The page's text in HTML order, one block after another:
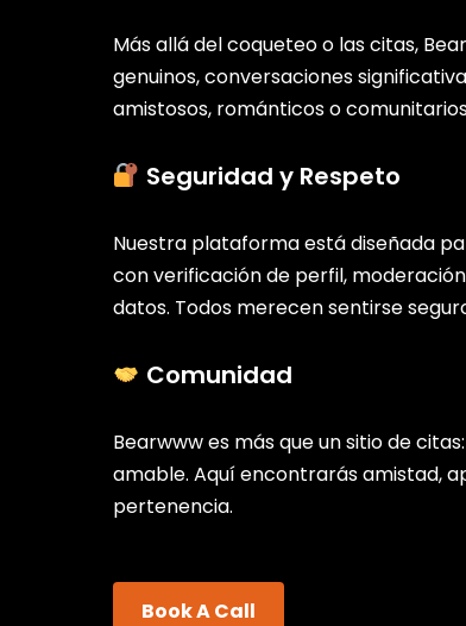
Más allá del coqueteo o las citas,
genuinos, conversaciones
amistosos, románticos o
Seguridad y Respeto
Nuestra plataforma está diseñada
con verificación de perfil,
datos. Todos merecen sentirse
Comunidad
Bearwww es más que un sitio de
amable. Aquí encontrarás amistad,
pertenencia.
Book A Call